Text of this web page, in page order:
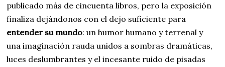
publicado más de cincuenta libros, pero la exposición
finaliza dejándonos con el dejo suficiente para
entender su mundo: un humor humano y terrenal y
una imaginación rauda unidos a sombras dramáticas,
luces deslumbrantes y el incesante ruido de pisadas